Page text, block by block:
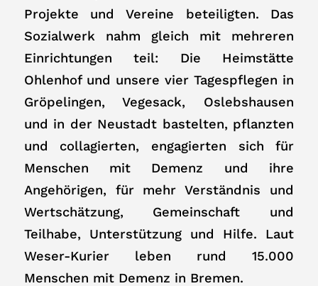
Projekte und Vereine beteiligten. Das
Sozialwerk nahm gleich mit mehreren
Einrichtungen teil: Die Heimstätte
Ohlenhof und unsere vier Tagespflegen in
Gröpelingen, Vegesack, Oslebshausen
und in der Neustadt bastelten, pflanzten
und collagierten, engagierten sich für
Menschen mit Demenz und ihre
Angehörigen, für mehr Verständnis und
Wertschätzung, Gemeinschaft und
Teilhabe, Unterstützung und Hilfe. Laut
Weser-Kurier leben rund 15.000
Menschen mit Demenz in Bremen.